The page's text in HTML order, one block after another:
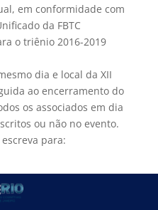
em conformidade com
da FBTC
o triênio 2016-2019
dia e local da XII
ao encerramento do
os associados em dia
ou não no evento.
para:
de 2016.